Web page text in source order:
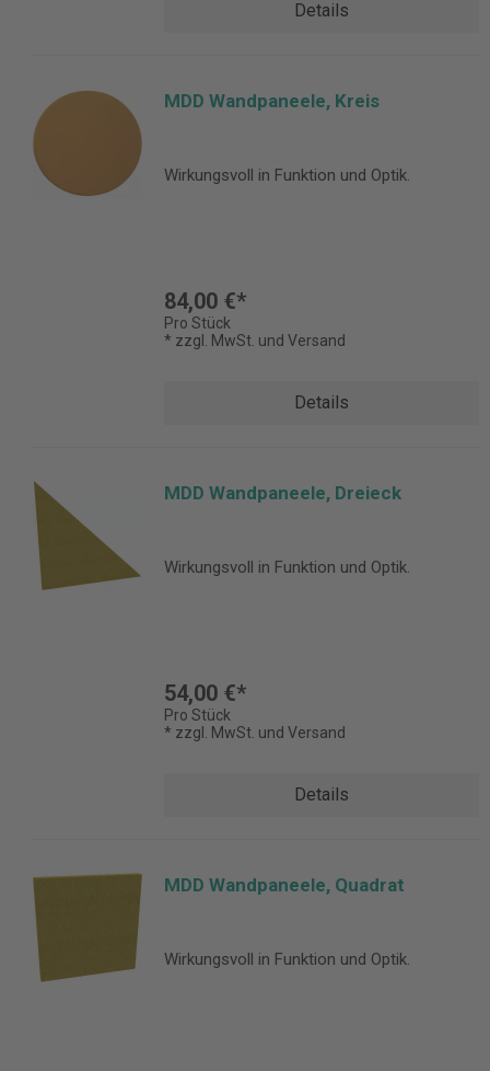
Details
MDD Wandpaneele, Kreis
Wirkungsvoll in Funktion und Optik.
84,00 €*
Pro Stück
* zzgl. MwSt. und Versand
Details
MDD Wandpaneele, Dreieck
Wirkungsvoll in Funktion und Optik.
54,00 €*
Pro Stück
* zzgl. MwSt. und Versand
Details
MDD Wandpaneele, Quadrat
Wirkungsvoll in Funktion und Optik.